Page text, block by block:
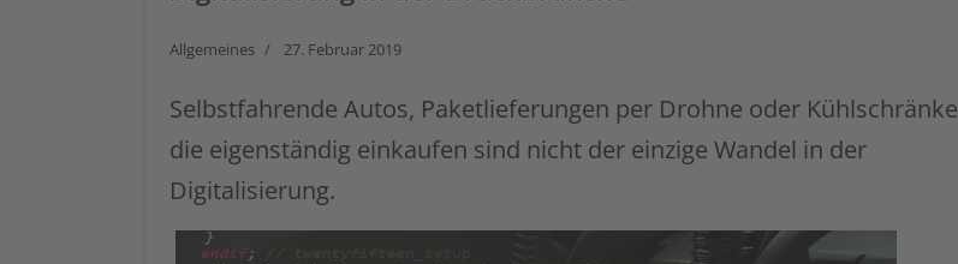
Allgemeines 27. Februar 2019
Selbstfahrende Autos, Paketlieferungen per Drohne oder Kühlschränke
die eigenständig einkaufen sind nicht der einzige Wandel in der
Digitalisierung.